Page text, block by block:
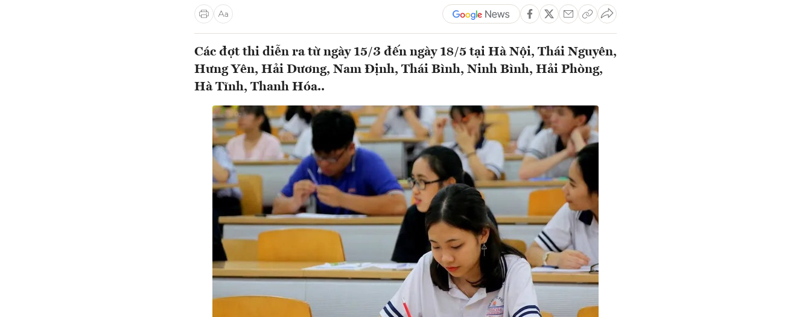
Các đợt thi diễn ra từ ngày 15/3 đến ngày 18/5 tại Hà Nội, Thái Nguyên,
Hưng Yên, Hải Dương, Nam Định, Thái Bình, Ninh Bình, Hải Phòng,
Hà Tĩnh, Thanh Hóa..